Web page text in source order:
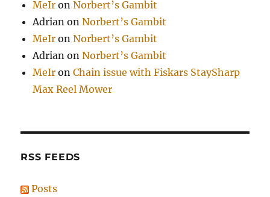
MeIr onNorbert’s Gambit
Adrian onNorbert’s Gambit
MeIr onNorbert’s Gambit
Adrian onNorbert’s Gambit
MeIr onChain issue with Fiskars StaySharp
Max Reel Mower
RSS FEEDS
Posts